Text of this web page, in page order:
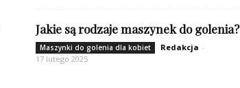
Jakie są rodzaje maszynek do golenia?
Maszynki do golenia dla kobiet Redakcja -
17 lutego 2025